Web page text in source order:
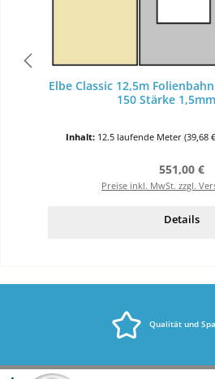
Elbe Classic 12,5m
150 Stärke
Inhalt: 12.5 laufende Meter (39,68
Regulärer
551,00 €
Preise inkl. MwSt. zzgl.
Details
Qualität und